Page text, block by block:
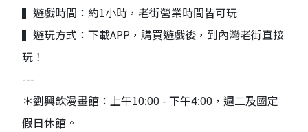
▍遊戲時間：約1小時，老街營業時間皆可玩
▍遊玩方式：下載APP，購買遊戲後，到內灣老街直接
玩！
---
＊劉興欽漫畫館：上午10:00 - 下午4:00，週二及國定
假日休館。